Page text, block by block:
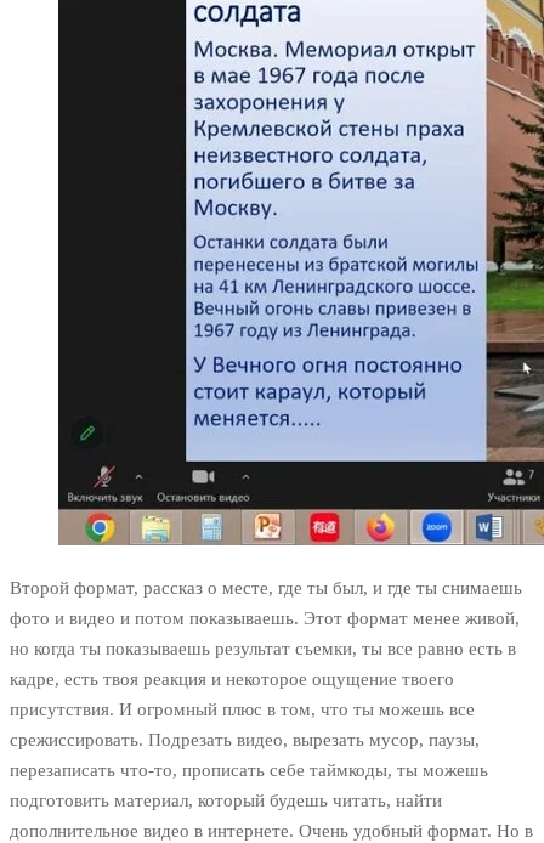
Второй формат, рассказ о месте, где ты был, и где ты снимаешь
фото и видео и потом показываешь. Этот формат менее живой,
но когда ты показываешь результат съемки, ты все равно есть в
кадре, есть твоя реакция и некоторое ощущение твоего
присутствия. И огромный плюс в том, что ты можешь все
срежиссировать. Подрезать видео, вырезать мусор, паузы,
перезаписать что-то, прописать себе таймкоды, ты можешь
подготовить материал, который будешь читать, найти
дополнительное видео в интернете. Очень удобный формат. Но в